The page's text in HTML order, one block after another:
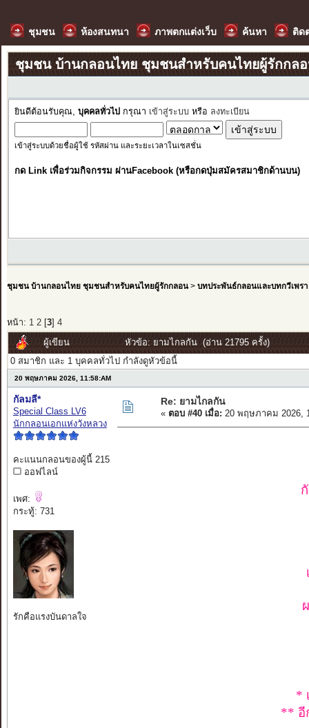
ชุมชน ห้องสนทนา ภาพตกแต่งเว็บ ค้นหา ติด
ชุมชน บ้านกลอนไทย ชุมชนสำหรับคนไทยผู้รักกล
ยินดีต้อนรับคุณ, บุคคลทั่วไป กรุณา เข้าสู่ระบบ หรือ ลงทะเบียน
เข้าสู่ระบบด้วยชื่อผู้ใช้ รหัสผ่าน และระยะเวลาในเซสชั่น
กด Link เพื่อร่วมกิจกรรม ผ่านFacebook (หรือกดปุ่มสมัครสมาชิกด้านบน)
ชุมชน บ้านกลอนไทย ชุมชนสำหรับคนไทยผู้รักกลอน> บทประพันธ์กลอนและบทกวีเพรา
หน้า: 1 2[ 3] 4
ผู้เขียน
หัวข้อ: ยามไกลกัน (อ่าน 21795 ครั้ง)
0 สมาชิก และ 1 บุคคลทั่วไป กำลังดูหัวข้อนี้
20 พฤษภาคม 2026, 11:58:AM
กัลมลี*
Special Class LV6
นักกลอนเอกแห่งวังหลวง
คะแนนกลอนของผู้นี้ 215
ออฟไลน์
เพศ:
กระทู้: 731
รักคือแรงบันดาลใจ
Re: ยามไกลกัน
« ตอบ #40 เมื่อ: 20 พฤษภาคม 2026,
*
** อี